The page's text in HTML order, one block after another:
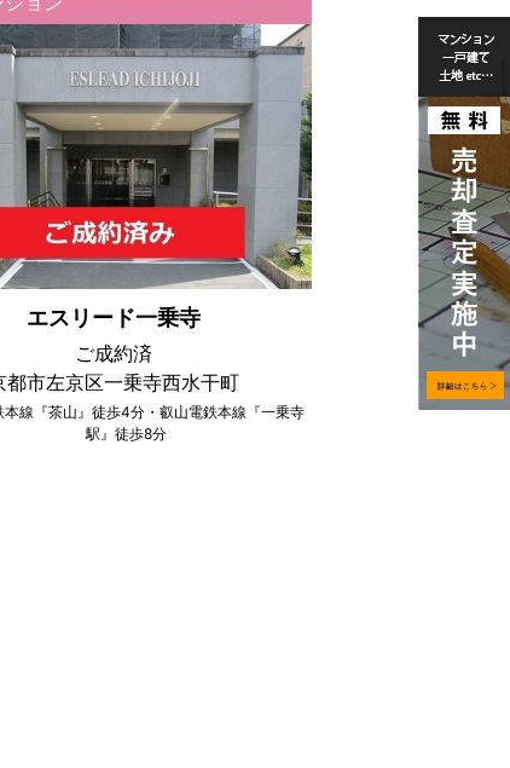
エスリード一乗寺
ご成約済
都市左京区一乗寺西水干町
本線『茶山』徒歩4分・叡山電鉄本線『一乗寺
駅』徒歩8分